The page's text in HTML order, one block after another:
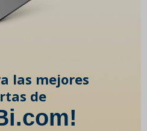
las mejores
de